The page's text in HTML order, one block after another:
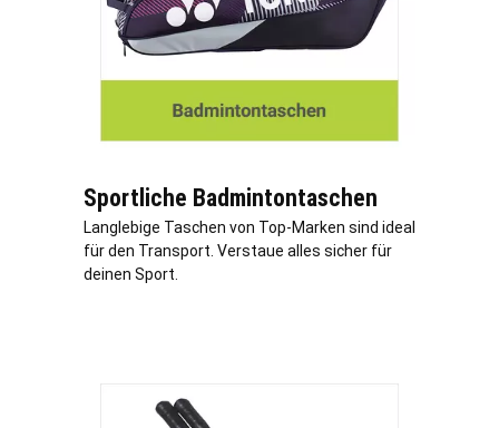
Sportliche Badmintontaschen
Langlebige Taschen von Top-Marken sind ideal
für den Transport. Verstaue alles sicher für
deinen Sport.